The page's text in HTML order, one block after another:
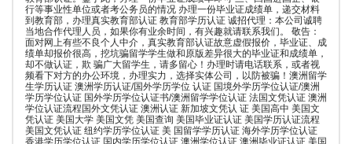
行等事业性单位或者考公务员的情况 办理一份毕业证成绩单，递交材料
到教育部，办理真实教育部认证 教育部学历认证 诚招代理：本公司诚聘
当地合作代理人员，如果你有业余时间，有兴趣就请联系我们。 敬告：
面对网上有些不良个人中介，真实教育部认证故意虚假报价，毕业证、成
绩单却报价很高，挖坑骗留学学生做和原版差异很大的毕业证和成绩单，
却不做认证，欺 骗广大留学生，请多留心！办理时请电话联系，或者视
频看下对方的办公环境，办理实力，选择实体公司，以防被骗！澳洲留学
生学历认证 澳洲学历认证/国外学历学位 认证 国境外学历学位认证/澳洲
学历学位认证 国外学历学位认证书/澳洲留学学位认证 法国文凭认证 澳洲
学位认证流程国外文凭认证 澳洲认证 新加坡文凭认 证 美国高中 美国文
凭认证 美国大学 美国文凭 美国查询 美国毕业证认证 美国学历认证流程
美国文凭认证 纽约学历学位认证 美 国留学学历认证 海外学历学位认证